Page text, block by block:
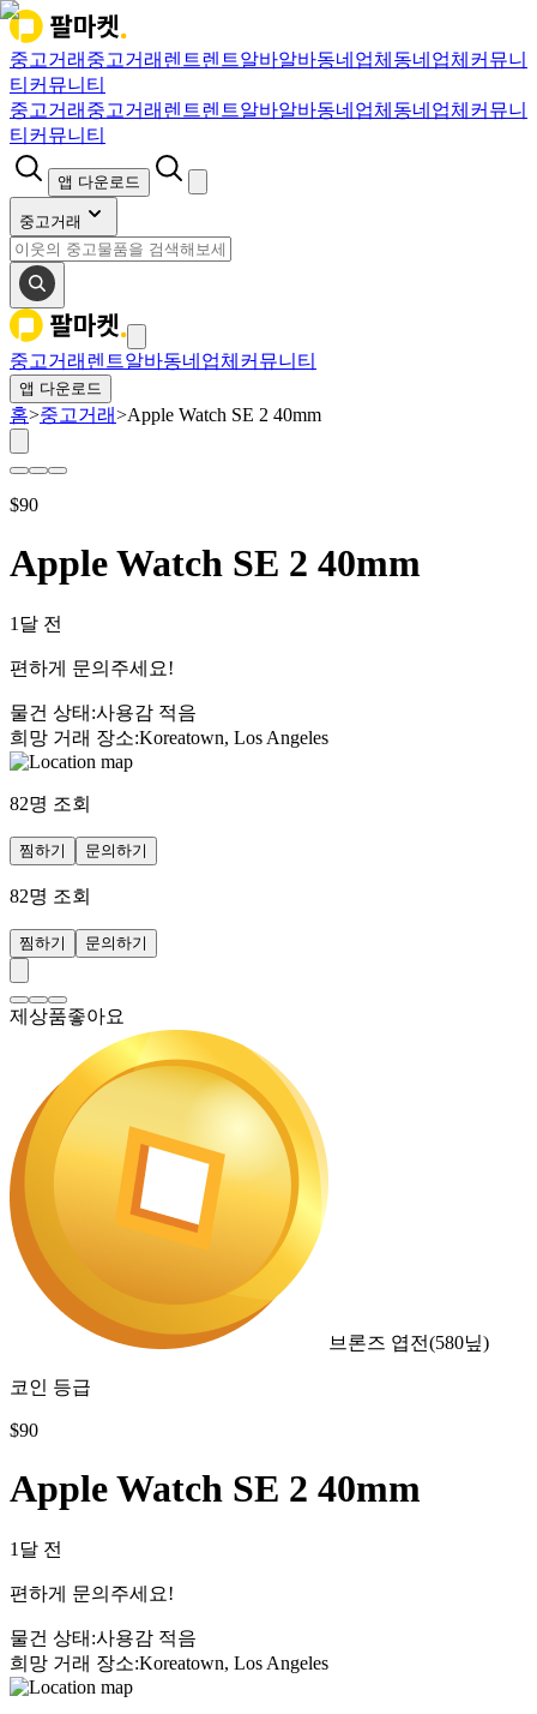
중고거래 중고거래 렌트렌트알바알바동네업체 동네업체 커뮤니
티 커뮤니티
중고거래 중고거래 렌트렌트알바알바동네업체 동네업체 커뮤니
티 커뮤니티
앱 다운로드
중고거래
중고거래 렌트알바동네업체 커뮤니티
앱 다운로드
홈>중고거래>Apple Watch SE 2 40mm
$90
Apple Watch SE 2 40mm
1달 전
편하게 문의주세요!
물건 상태 :사용감 적음
희망 거래 장소:Koreatown, Los Angeles
82명 조회
찜하기 문의하기
82명 조회
찜하기 문의하기
제상품좋아요
브론즈 엽전(580닢)
코인 등급
$90
Apple Watch SE 2 40mm
1달 전
편하게 문의주세요!
물건 상태 :사용감 적음
희망 거래 장소:Koreatown, Los Angeles